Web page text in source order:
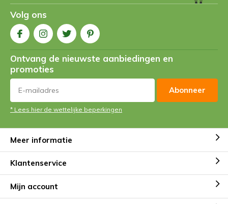
Volg ons
Ontvang de nieuwste aanbiedingen en
promoties
Abonneer
* Lees hier de wettelijke beperkingen
Meer informatie
Klantenservice
Mijn account